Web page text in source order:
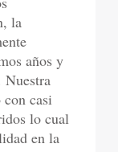
la
años y
Nuestra
casi
lo cual
en la